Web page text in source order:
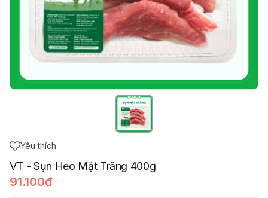
Yêu thích
VT - Sụn Heo Mặt Trăng 400g
91.100đ